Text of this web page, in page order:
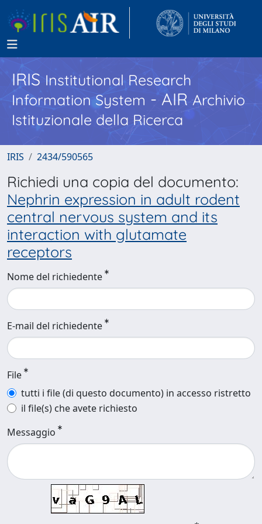
IRISInstitutional Research
Information System - AIR Archivio
Istituzionale della Ricerca
IRIS 2434/590565
Richiedi una copia del documento:
Nephrin expression in adult rodent
central nervous system and its
interaction with glutamate
receptors
Nome del richiedente
E-mail del richiedente
File
tutti i file (di questo documento) in accesso ristretto
il file(s) che avete richiesto
Messaggio